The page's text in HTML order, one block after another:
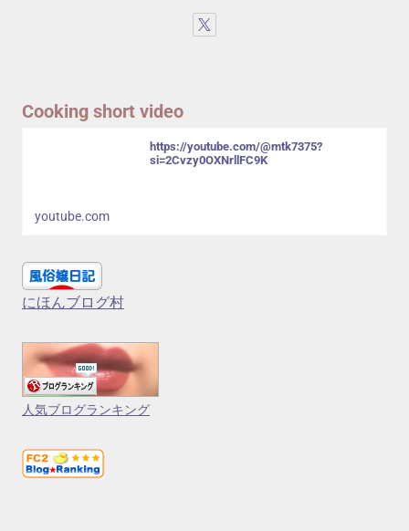
Cooking short video
https://youtube.com/@mtk7375?
si=2Cvzy0OXNrllFC9K
youtube.com
にほんブログ村
人気ブログランキング